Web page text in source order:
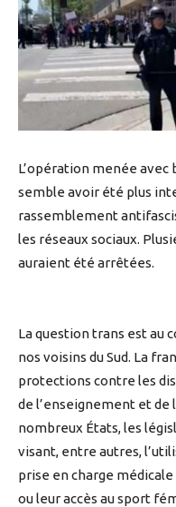
L’opération menée
semble avoir été plus
rassemblement
les réseaux sociaux.
auraient été arrêtées.
La question trans est au
nos voisins du Sud. La
protections contre les
de l’enseignement et de
nombreux États, les
visant, entre autres,
prise en charge
ou leur accès au sport